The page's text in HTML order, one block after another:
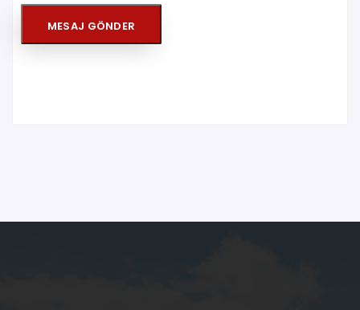
MESAJ GÖNDER